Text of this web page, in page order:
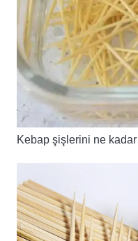
Kebap şişlerini ne